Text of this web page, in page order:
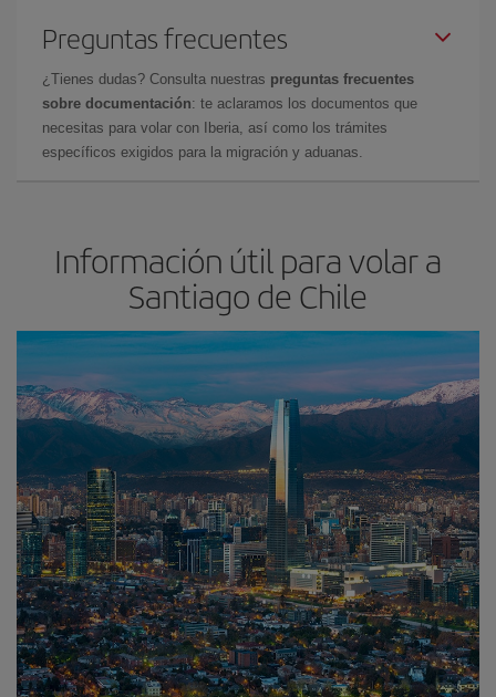
Preguntas frecuentes
¿Tienes dudas? Consulta nuestras preguntas frecuentes
sobre documentación: te aclaramos los documentos que
necesitas para volar con Iberia, así como los trámites
específicos exigidos para la migración y aduanas.
Información útil para volar a
Santiago de Chile